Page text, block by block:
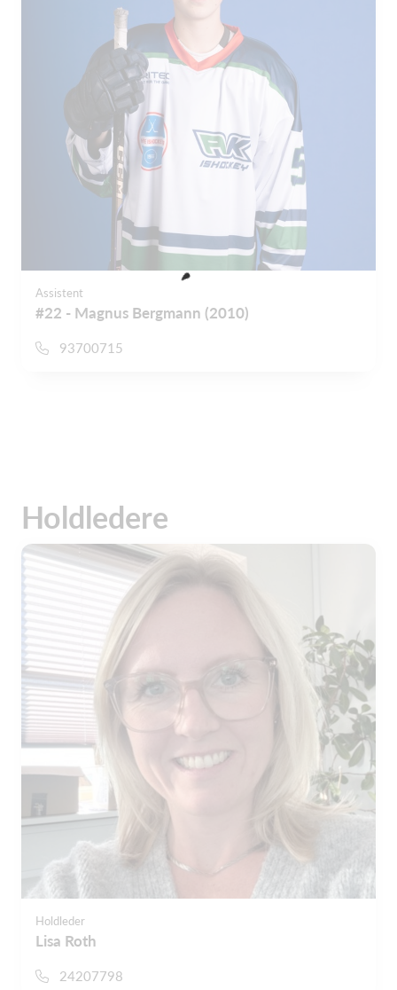
Assistent
#22 - Magnus Bergmann (2010)
93700715
Holdledere
Holdleder
Lisa Roth
24207798